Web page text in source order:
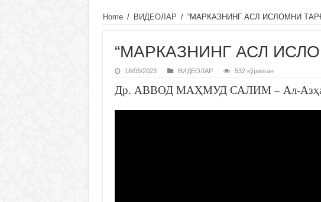
Home / ВИДЕОЛАР / “МАРКАЗНИНГ АСЛ ИСЛОМНИ
“МАРКАЗНИНГ АСЛ
18/05/2023 ВИДЕОЛАР 532 кўрилган
Др. АВВОД МАҲМУД САЛИМ – Ал-Азҳар